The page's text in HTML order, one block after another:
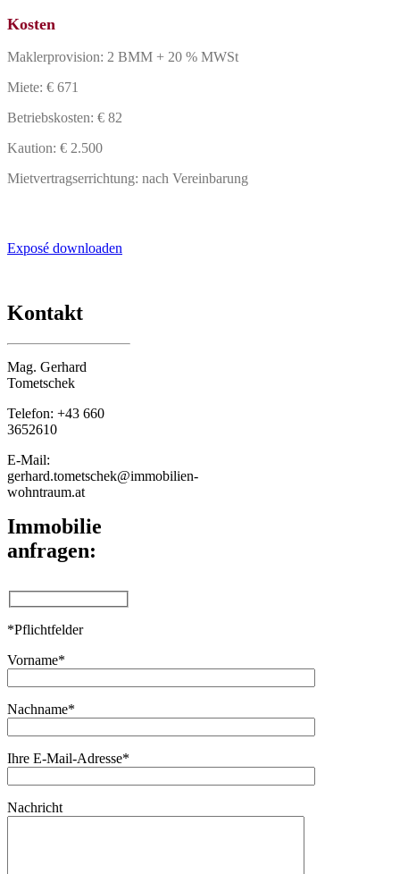
Kosten
Maklerprovision: 2 BMM + 20 % MWSt
Miete: € 671
Betriebskosten: € 82
Kaution: € 2.500
Mietvertragserrichtung: nach Vereinbarung
Exposé downloaden
Kontakt
Mag. Gerhard
Tometschek
Telefon: +43 660
3652610
E-Mail:
gerhard.tometschek@immobilien-
wohntraum.at
Immobilie
anfragen:
*Pflichtfelder
Vorname*
Nachname*
Ihre E-Mail-Adresse*
Nachricht